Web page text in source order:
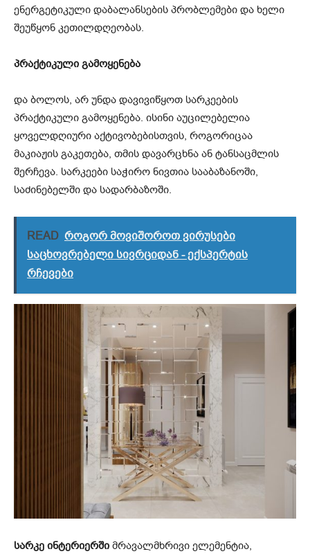
ენერგეტიკული დაბალანსების პრობლემები და ხელი
შეუწყონ კეთილდღეობას.
პრაქტიკული გამოყენება
და ბოლოს, არ უნდა დავივიწყოთ სარკეების
პრაქტიკული გამოყენება. ისინი აუცილებელია
ყოველდღიური აქტივობებისთვის, როგორიცაა
მაკიაჟის გაკეთება, თმის დავარცხნა ან ტანსაცმლის
შერჩევა. სარკეები საჭირო ნივთია სააბაზანოში,
საძინებელში და სადარბაზოში.
READ როგორ მოვიშოროთ ვირუსები
საცხოვრებელი სივრციდან - ექსპერტის
რჩევები
სარკე ინტერიერში მრავალმხრივი ელემენტია,